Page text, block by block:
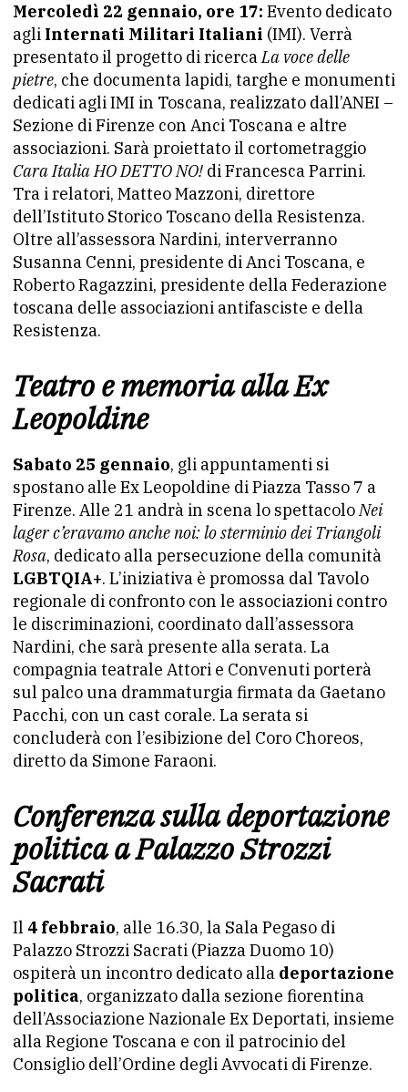
Mercoledì 22 gennaio, ore 17: Evento dedicato
agli Internati Militari Italiani (IMI). Verrà
presentato il progetto di ricercaLa voce delle
pietre, che documenta lapidi, targhe e monumenti
dedicati agli IMI in Toscana, realizzato dall’ANEI –
Sezione di Firenze con Anci Toscana e altre
associazioni. Sarà proiettato il cortometraggio
Cara Italia HO DETTO NO! di Francesca Parrini.
Tra i relatori, Matteo Mazzoni, direttore
dell’Istituto Storico Toscano della Resistenza.
Oltre all’assessora Nardini, interverranno
Susanna Cenni, presidente di Anci Toscana, e
Roberto Ragazzini, presidente della Federazione
toscana delle associazioni antifasciste e della
Resistenza.
Teatro e memoria alla Ex
Leopoldine
Sabato 25 gennaio, gli appuntamenti si
spostano alle Ex Leopoldine di Piazza Tasso 7 a
Firenze. Alle 21 andrà in scena lo spettacoloNei
lager c’eravamo anche noi: lo sterminio dei Triangoli
Rosa, dedicato alla persecuzione della comunità
LGBTQIA+. L’iniziativa è promossa dal Tavolo
regionale di confronto con le associazioni contro
le discriminazioni, coordinato dall’assessora
Nardini, che sarà presente alla serata. La
compagnia teatrale Attori e Convenuti porterà
sul palco una drammaturgia firmata da Gaetano
Pacchi, con un cast corale. La serata si
concluderà con l’esibizione del Coro Choreos,
diretto da Simone Faraoni.
Conferenza sulla deportazione
politica a Palazzo Strozzi
Sacrati
Il 4 febbraio, alle 16.30, la Sala Pegaso di
Palazzo Strozzi Sacrati (Piazza Duomo 10)
ospiterà un incontro dedicato alla deportazione
politica, organizzato dalla sezione fiorentina
dell’Associazione Nazionale Ex Deportati, insieme
alla Regione Toscana e con il patrocinio del
Consiglio dell’Ordine degli Avvocati di Firenze.